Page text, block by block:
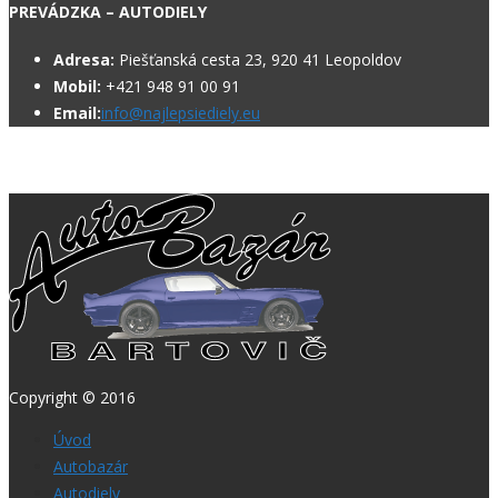
PREVÁDZKA – AUTODIELY
Adresa: Piešťanská cesta 23, 920 41 Leopoldov
Mobil: +421 948 91 00 91
Email:info@najlepsiediely.eu
Copyright © 2016
Úvod
Autobazár
Autodiely